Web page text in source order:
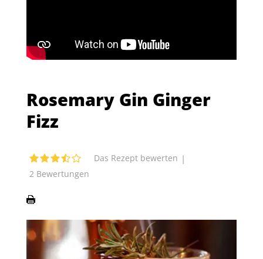
Rosemary Gin Ginger
Fizz
Das Rezept bewerten |
2Bewertungen